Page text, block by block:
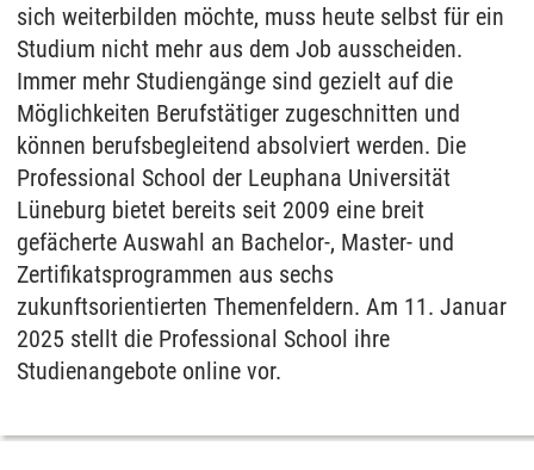
sich weiterbilden möchte, muss heute selbst für ein
Studium nicht mehr aus dem Job ausscheiden.
Immer mehr Studiengänge sind gezielt auf die
Möglichkeiten Berufstätiger zugeschnitten und
können berufsbegleitend absolviert werden. Die
Professional School der Leuphana Universität
Lüneburg bietet bereits seit 2009 eine breit
gefächerte Auswahl an Bachelor-, Master- und
Zertifikatsprogrammen aus sechs
zukunftsorientierten Themenfeldern. Am 11. Januar
2025 stellt die Professional School ihre
Studienangebote online vor.